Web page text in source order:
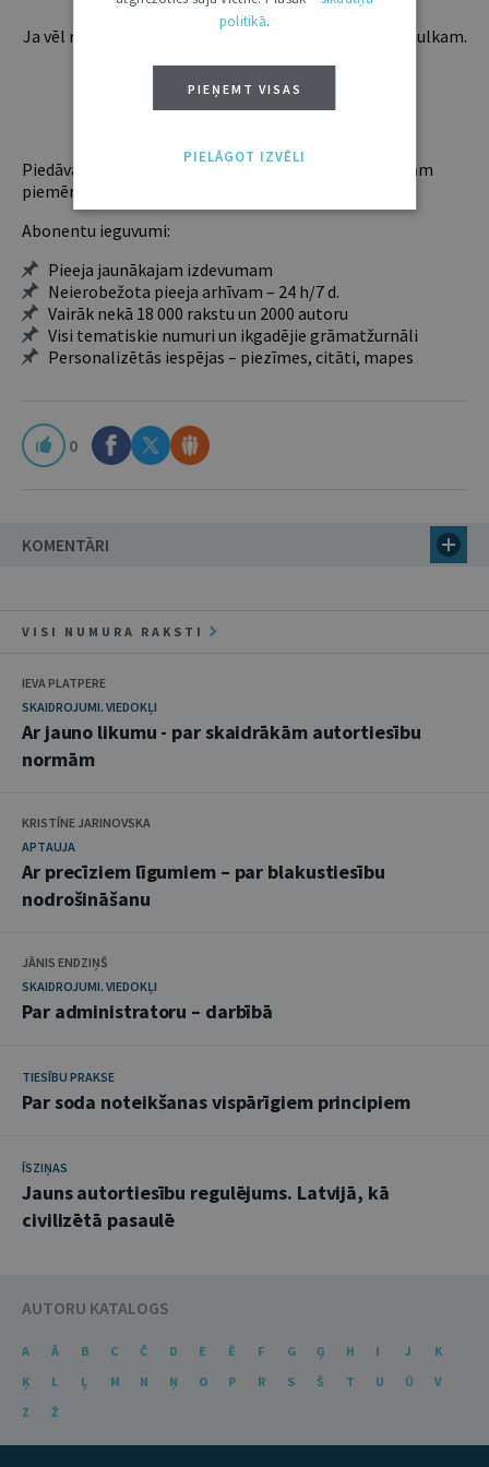
Ja vēl neesi abonents, aicinām pievienoties lasītāju pulkam.
Piedāvājam trīs abonementu veidus. Vienam lietotājam
piemērotākais ir "Mazais" (3, 6 un 12 mēnešiem).
Abonentu ieguvumi:
Pieeja jaunākajam izdevumam
Neierobežota pieeja arhīvam – 24 h/7 d.
Vairāk nekā 18 000 rakstu un 2000 autoru
Visi tematiskie numuri un ikgadējie grāmatžurnāli
Personalizētās iespējas – piezīmes, citāti, mapes
0
KOMENTĀRI
VISI NUMURA RAKSTI
IEVA PLATPERE
SKAIDROJUMI. VIEDOKĻI
Ar jauno likumu - par skaidrākām autortiesību
normām
KRISTĪNE JARINOVSKA
APTAUJA
Ar precīziem līgumiem – par blakustiesību
nodrošināšanu
JĀNIS ENDZIŅŠ
SKAIDROJUMI. VIEDOKĻI
Par administratoru – darbībā
TIESĪBU PRAKSE
Par soda noteikšanas vispārīgiem principiem
ĪSZIŅAS
Jauns autortiesību regulējums. Latvijā, kā
civilizētā pasaulē
AUTORU KATALOGS
A Ā B C Č D E Ē F G Ģ H I J
K
Ķ
L Ļ M N Ņ O P R S Š T U Ū
V
Z
Ž
politikā.
PIEŅEMT VISAS
PIELĀGOT IZVĒLI